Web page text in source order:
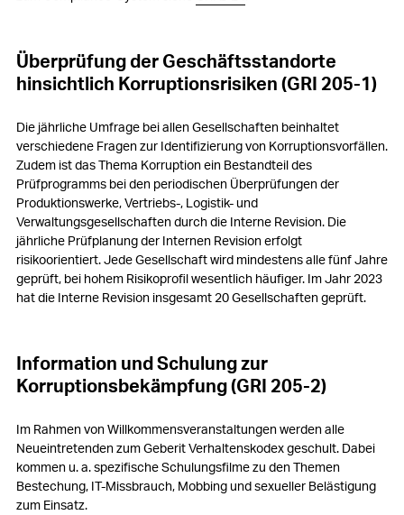
Überprüfung der Geschäftsstandorte
hinsichtlich Korruptionsrisiken (GRI 205-1)
Die jährliche Umfrage bei allen Gesellschaften beinhaltet
verschiedene Fragen zur Identifizierung von Korruptionsvorfällen.
Zudem ist das Thema Korruption ein Bestandteil des
Prüfprogramms bei den periodischen Überprüfungen der
Produktionswerke, Vertriebs-, Logistik- und
Verwaltungsgesellschaften durch die Interne Revision. Die
jährliche Prüfplanung der Internen Revision erfolgt
risikoorientiert. Jede Gesellschaft wird mindestens alle fünf Jahre
geprüft, bei hohem Risikoprofil wesentlich häufiger. Im Jahr 2023
hat die Interne Revision insgesamt 20 Gesellschaften geprüft.
Information und Schulung zur
Korruptionsbekämpfung (GRI 205-2)
Im Rahmen von Willkommensveranstaltungen werden alle
Neueintretenden zum Geberit Verhaltenskodex geschult. Dabei
kommen u. a. spezifische Schulungsfilme zu den Themen
Bestechung, IT-Missbrauch, Mobbing und sexueller Belästigung
zum Einsatz.